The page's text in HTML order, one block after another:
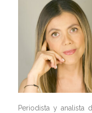
Periodista y analista